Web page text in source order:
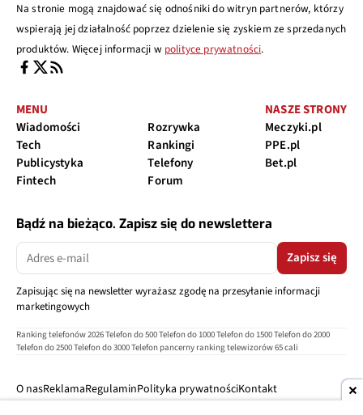
Na stronie mogą znajdować się odnośniki do witryn partnerów, którzy
wspierają jej działalność poprzez dzielenie się zyskiem ze sprzedanych
produktów. Więcej informacji w polityce prywatności.
MENU
Wiadomości
Tech
Publicystyka
Fintech
Rozrywka
Rankingi
Telefony
Forum
NASZE STRONY
Meczyki.pl
PPE.pl
Bet.pl
Bądź na bieżąco. Zapisz się do newslettera
Zapisz się
Zapisując się na newsletter wyrażasz zgodę na przesyłanie informacji
marketingowych
Ranking telefonów 2026Telefon do 500Telefon do 1000Telefon do 1500Telefon do 2000
Telefon do 2500Telefon do 3000Telefon pancerny ranking telewizorów 65 cali
O nasReklamaRegulaminPolityka prywatnościKontakt